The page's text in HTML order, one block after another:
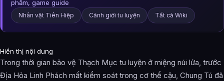
phẩm, game guide
Nhân vật Tiên Hiệp Cảnh giới tu luyện Tất cả Wiki
Hiển thị nội dung
Trong thời gian bảo vệ Thạch Mục tu luyện ở miệng núi lửa, trước
Địa Hỏa Linh Phách mất kiểm soát trong cơ thể cậu, Chung Tú đã